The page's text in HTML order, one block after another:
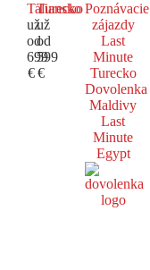
Taliansko
už
od
699
€
Turecko
už
od
599
€
Poznávacie
zájazdy
Last
Minute
Turecko
Dovolenka
Maldivy
Last
Minute
Egypt